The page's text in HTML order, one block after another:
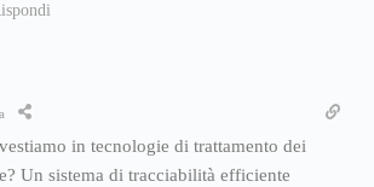
in tecnologie di trattamento dei
Un sistema di tracciabilità efficiente